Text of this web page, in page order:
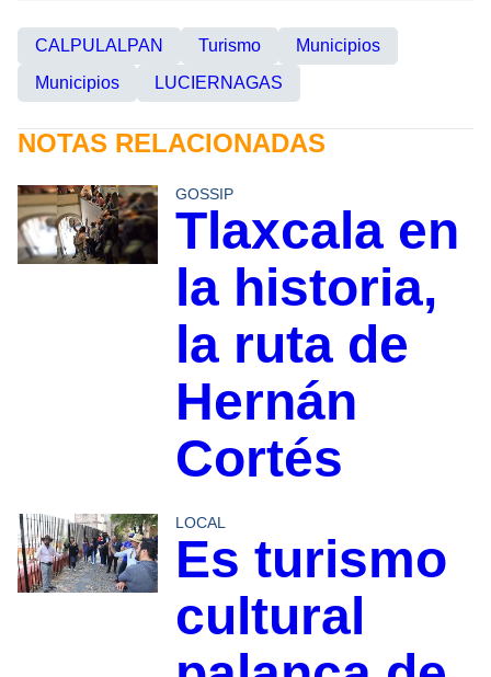
CALPULALPAN Turismo
Municipios
Municipios
LUCIERNAGAS
NOTAS RELACIONADAS
GOSSIP
Tlaxcala en
la historia,
la ruta de
Hernán
Cortés
LOCAL
Es turismo
cultural